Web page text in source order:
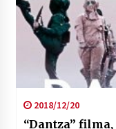
2018/12/20
“Dantza”